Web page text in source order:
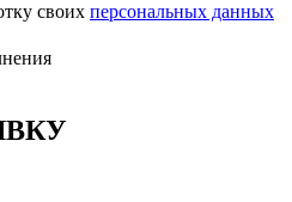
своих персональных данных